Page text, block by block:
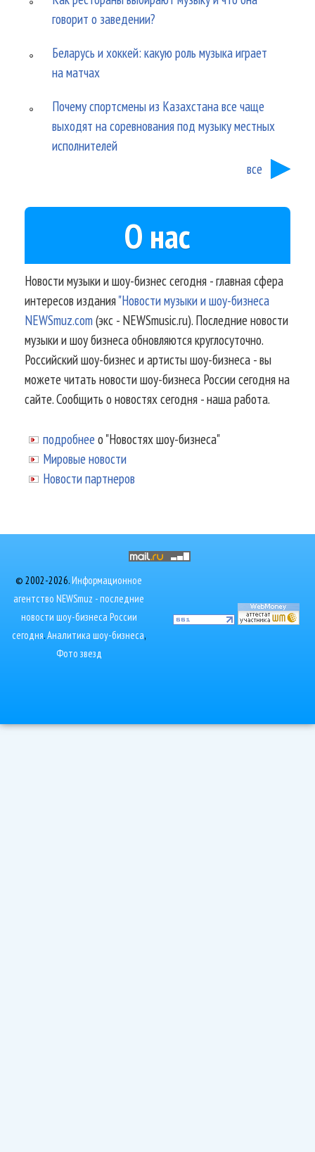
говорит о заведении?
Беларусь и хоккей: какую роль музыка играет
на матчах
Почему спортсмены из Казахстана все чаще
выходят на соревнования под музыку местных
исполнителей
все
О нас
Новости музыки и шоу-бизнес сегодня - главная сфера
интересов издания"Новости музыки и шоу-бизнеса
NEWSmuz.com(экс - NEWSmusic.ru). Последние новости
музыки и шоу бизнеса обновляются круглосуточно.
Российский шоу-бизнес и артисты шоу-бизнеса - вы
можете читать новости шоу-бизнеса России сегодня на
сайте. Сообщить о новостях сегодня - наша работа.
подробнее о "Новостях шоу-бизнеса"
Мировые новости
Новости партнеров
© 2002-2026.Информационное
агентство NEWSmuz - последние
новости шоу-бизнеса России
сегодня.Аналитика шоу-бизнеса,
Фото звезд